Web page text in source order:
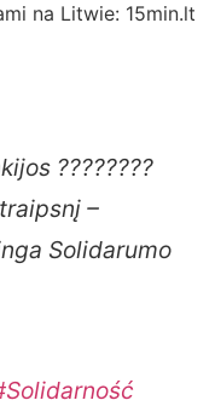
na Litwie: 15min.lt
????????
–
Solidarumo